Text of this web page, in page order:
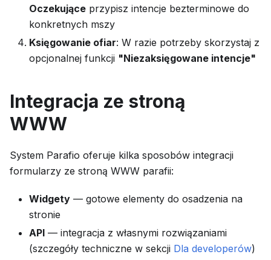
Oczekujące przypisz intencje bezterminowe do
konkretnych mszy
Księgowanie ofiar: W razie potrzeby skorzystaj z
opcjonalnej funkcji "Niezaksięgowane intencje"
Integracja ze stroną
WWW
System Parafio oferuje kilka sposobów integracji
formularzy ze stroną WWW parafii:
Widgety — gotowe elementy do osadzenia na
stronie
API — integracja z własnymi rozwiązaniami
(szczegóły techniczne w sekcji Dla developerów)